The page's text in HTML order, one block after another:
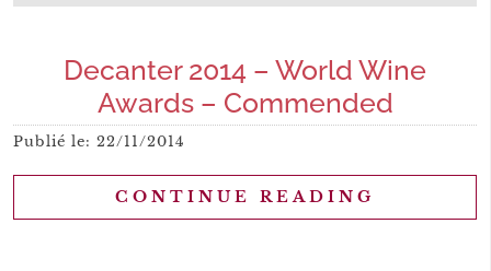
Decanter 2014 – World Wine
Awards – Commended
Publié le: 22/11/2014
CONTINUE READING